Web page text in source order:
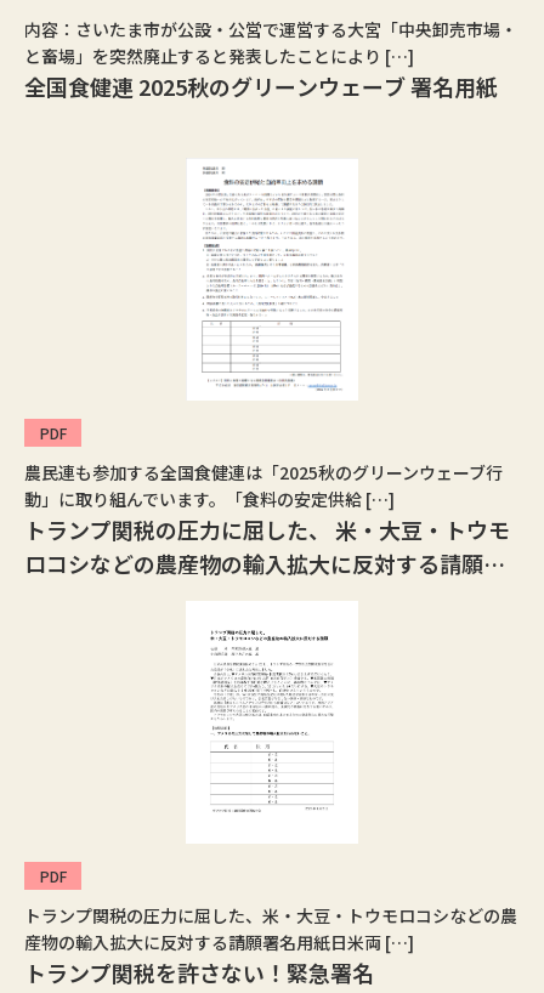
内容：さいたま市が公設・公営で運営する大宮「中央卸売市場・
と畜場」を突然廃止すると発表したことにより […]
全国食健連 2025秋のグリーンウェーブ 署名用紙
PDF
農民連も参加する全国食健連は「2025秋のグリーンウェーブ行
動」に取り組んでいます。「食料の安定供給 […]
トランプ関税の圧力に屈した、 米・大豆・トウモ
ロコシなどの農産物の輸入拡大に反対する請願署
PDF
トランプ関税の圧力に屈した、米・大豆・トウモロコシなどの農
産物の輸入拡大に反対する請願署名用紙日米両 […]
トランプ関税を許さない！緊急署名